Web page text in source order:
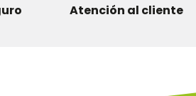
Atención al cliente